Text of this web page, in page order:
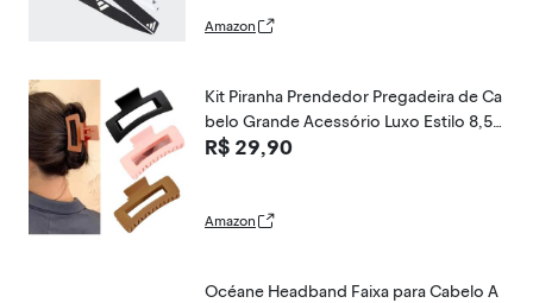
Amazon
Kit Piranha Prendedor Pregadeira de Ca
belo Grande Acessório Luxo Estilo 8,5
cm (Kit "A")
R$ 29,90
Amazon
Océane Headband Faixa para Cabelo A